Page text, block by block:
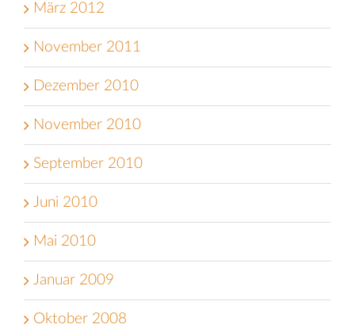
März 2012
November 2011
Dezember 2010
November 2010
September 2010
Juni 2010
Mai 2010
Januar 2009
Oktober 2008